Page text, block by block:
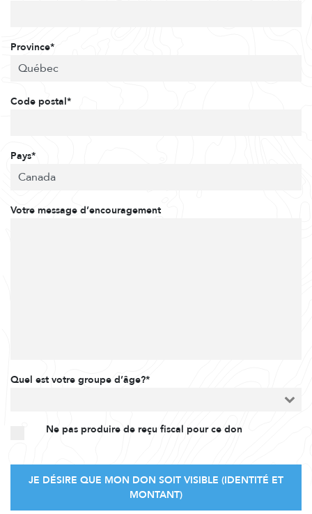
Province*
Code postal*
Pays*
Votre message d’encouragement
Quel est votre groupe d’âge?*
Ne pas produire de reçu fiscal pour ce don
JE DÉSIRE QUE MON DON SOIT VISIBLE (IDENTITÉ ET
MONTANT)